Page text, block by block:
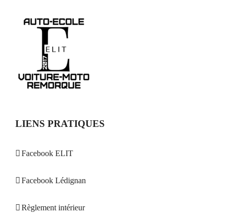
LIENS PRATIQUES
Facebook ELIT
Facebook Lédignan
Règlement intérieur